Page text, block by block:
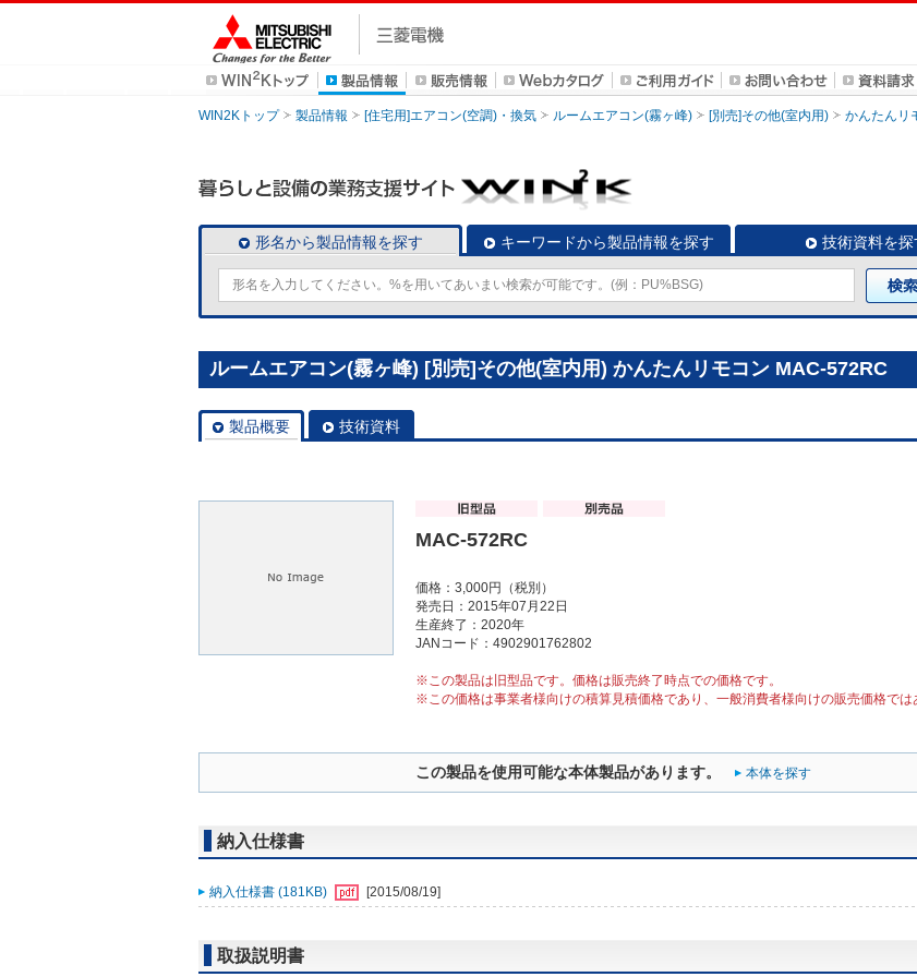
WIN2Kトップ 製品情報 [住宅用]エアコン(空調)・換気 ルームエアコン(霧ヶ峰) [別売]その他(室内用) かんたんリ
形名から製品情報を探す キーワードから製品情報を探す 技術資料を探
ルームエアコン(霧ヶ峰) [別売]その他(室内用) かんたんリモコン MAC-572RC
製品概要 技術資料
MAC-572RC
価格：3,000円（税別）
発売日：2015年07月22日
生産終了：2020年
JANコード：4902901762802
※この製品は旧型品です。価格は販売終了時点での価格です。
※この価格は事業者様向けの積算見積価格であり、一般消費者様向けの販売価格では
この製品を使用可能な本体製品があります。 本体を探す
納入仕様書
納入仕様書 (181KB) [2015/08/19]
取扱説明書